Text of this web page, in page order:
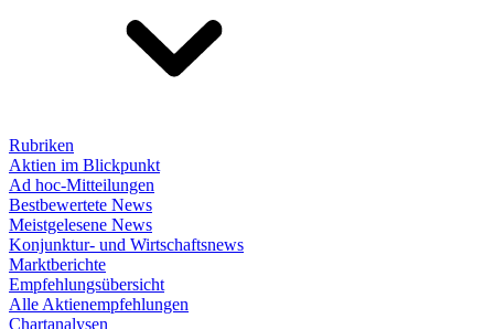
Rubriken
Aktien im Blickpunkt
Ad hoc-Mitteilungen
Bestbewertete News
Meistgelesene News
Konjunktur- und Wirtschaftsnews
Marktberichte
Empfehlungsübersicht
Alle Aktienempfehlungen
Chartanalysen